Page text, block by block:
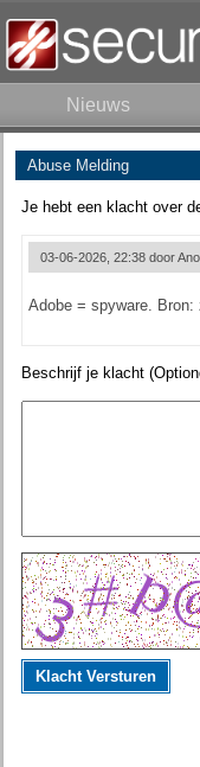
Nieuws
Abuse Melding
Je hebt een klacht over
03-06-2026, 22:38 door
Adobe = spyware. Bron:
Beschrijf je klacht
Klacht Versturen